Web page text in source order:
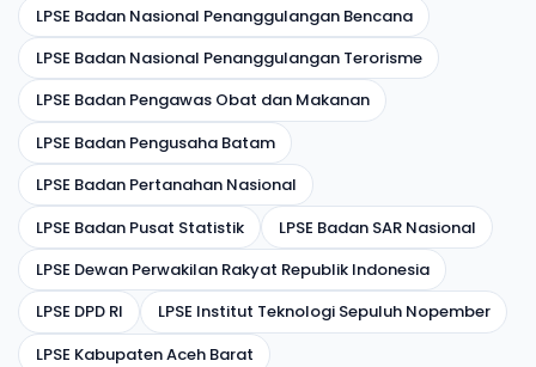
LPSE Badan Nasional Penanggulangan Bencana
LPSE Badan Nasional Penanggulangan Terorisme
LPSE Badan Pengawas Obat dan Makanan
LPSE Badan Pengusaha Batam
LPSE Badan Pertanahan Nasional
LPSE Badan Pusat Statistik
LPSE Badan SAR Nasional
LPSE Dewan Perwakilan Rakyat Republik Indonesia
LPSE DPD RI
LPSE Institut Teknologi Sepuluh Nopember
LPSE Kabupaten Aceh Barat